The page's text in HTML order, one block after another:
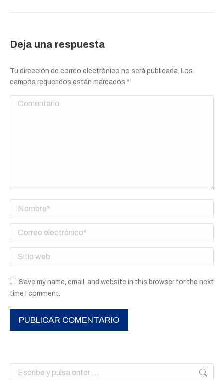
Deja una respuesta
Tu dirección de correo electrónico no será publicada. Los
campos requeridos están marcados *
Comentario
Nombre *
Correo electrónico *
Sitio web
Save my name, email, and website in this browser for the next
time I comment.
PUBLICAR COMENTARIO
Buscar: